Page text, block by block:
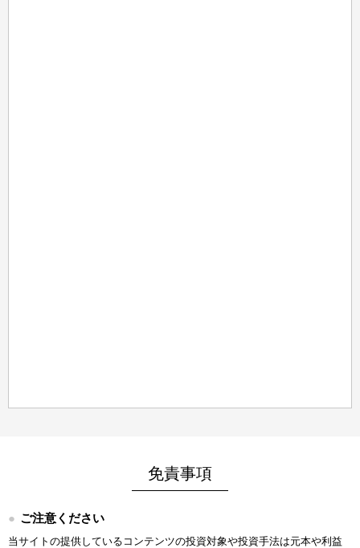
免責事項
ご注意ください
当サイトの提供しているコンテンツの投資対象や投資手法は元本や利益